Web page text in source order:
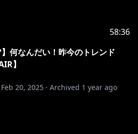
58:36
何なんだい！昨今のトレンド
】
Feb 20, 2025 · Archived 1 year ago